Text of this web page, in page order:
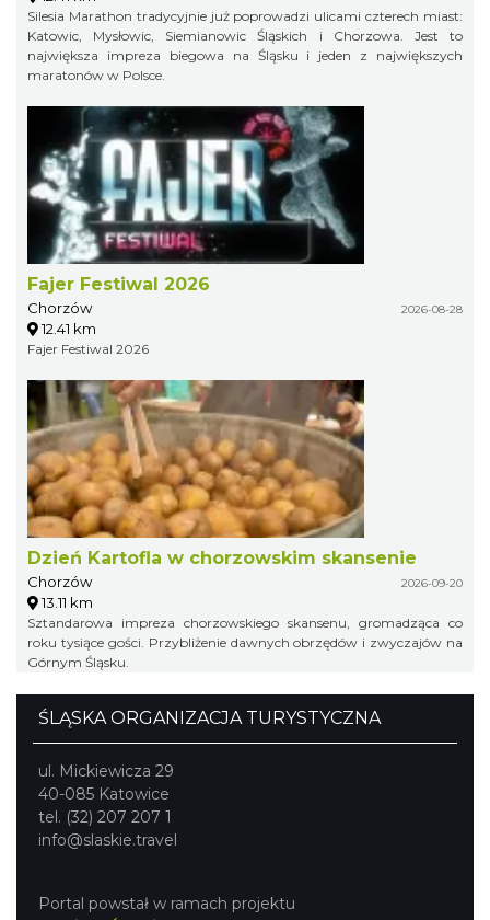
Silesia Marathon tradycyjnie już poprowadzi ulicami czterech miast:
Katowic, Mysłowic, Siemianowic Śląskich i Chorzowa. Jest to
największa impreza biegowa na Śląsku i jeden z największych
maratonów w Polsce.
Fajer Festiwal 2026
Chorzów 2026-08-28
12.41 km
Fajer Festiwal 2026
Dzień Kartofla w chorzowskim skansenie
Chorzów 2026-09-20
13.11 km
Sztandarowa impreza chorzowskiego skansenu, gromadząca co
roku tysiące gości. Przybliżenie dawnych obrzędów i zwyczajów na
Górnym Śląsku.
ŚLĄSKA ORGANIZACJA TURYSTYCZNA
ul. Mickiewicza 29
40-085 Katowice
tel. (32) 207 207 1
info@slaskie.travel
Portal powstał w ramach projektu